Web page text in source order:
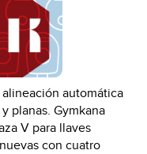
automática
planas. Gymkana
V para llaves
con cuatro